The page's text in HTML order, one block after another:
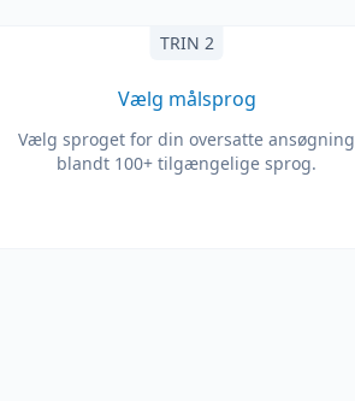
TRIN 2
Vælg målsprog
Vælg sproget for din oversatte ansøgning
blandt 100+ tilgængelige sprog.